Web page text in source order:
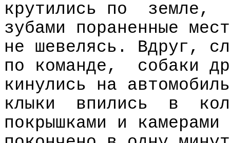
крутились по
земле,
зубами пораненные
не шевелясь. Вдруг,
по команде,
собаки
кинулись на
клыки
впились в
покрышками и камерами